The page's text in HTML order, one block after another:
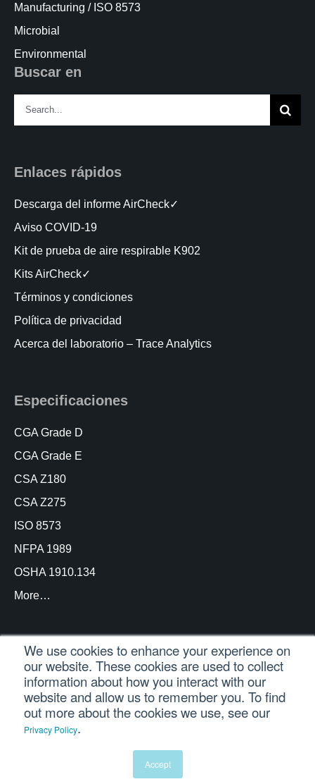
We use cookies to enhance your experience on
our website. These cookies are used to collect
information about how you interact with our
website and allow us to remember you. To find
out more about the cookies we use, see our
Privacy Policy.
Accept
Manufacturing / ISO 8573
Microbial
Environmental
Buscar en
Search
for:
Enlaces rápidos
Descarga del informe AirCheck✓
Aviso COVID-19
Kit de prueba de aire respirable K902
Kits AirCheck✓
Términos y condiciones
Política de privacidad
Acerca del laboratorio – Trace Analytics
Especificaciones
CGA Grade D
CGA Grade E
CSA Z180
CSA Z275
ISO 8573
NFPA 1989
OSHA 1910.134
More…
© Copyright Trace Analytics, LLC 2021 |Inicio de
sesión del cliente| Reservados todos los derechos
Português
Portugués, Brasil